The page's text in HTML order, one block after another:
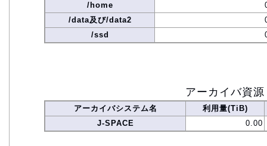
/home
/data及び/data2
/ssd
アーカイバ資源
アーカイバシステム名
利用量(TiB)
J-SPACE
0.00